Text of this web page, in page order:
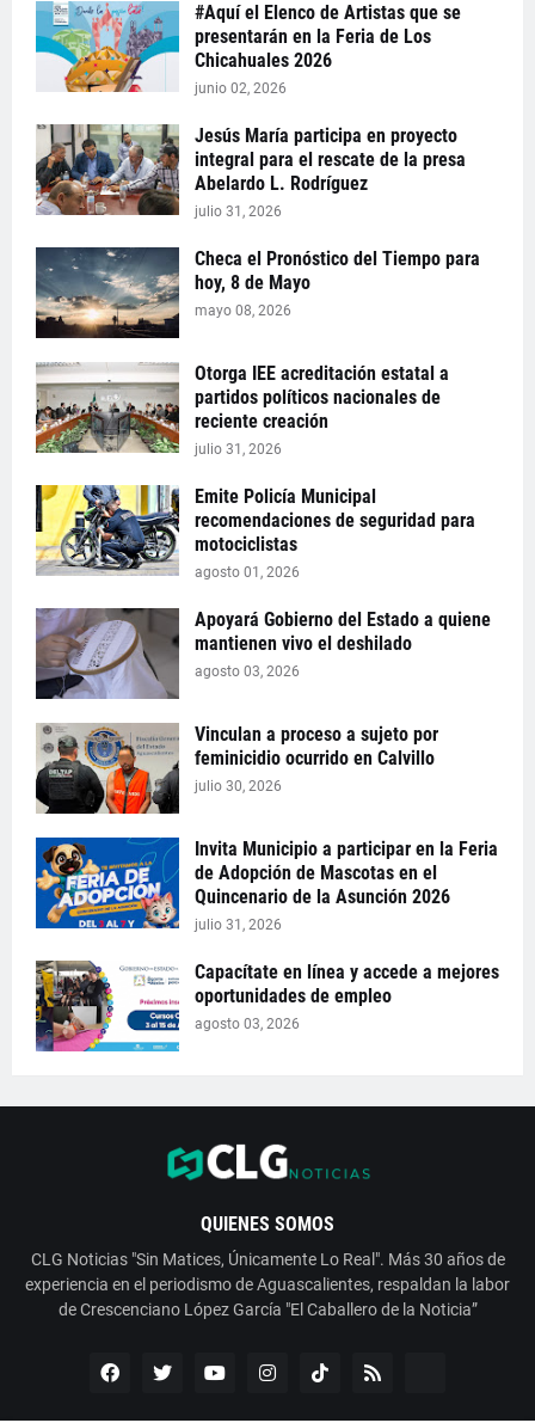
#Aquí el Elenco de Artistas que se
presentarán en la Feria de Los
Chicahuales 2026
junio 02, 2026
Jesús María participa en proyecto
integral para el rescate de la presa
Abelardo L. Rodríguez
julio 31, 2026
Checa el Pronóstico del Tiempo para
hoy, 8 de Mayo
mayo 08, 2026
Otorga IEE acreditación estatal a
partidos políticos nacionales de
reciente creación
julio 31, 2026
Emite Policía Municipal
recomendaciones de seguridad para
motociclistas
agosto 01, 2026
Apoyará Gobierno del Estado a quiene
mantienen vivo el deshilado
agosto 03, 2026
Vinculan a proceso a sujeto por
feminicidio ocurrido en Calvillo
julio 30, 2026
Invita Municipio a participar en la Feria
de Adopción de Mascotas en el
Quincenario de la Asunción 2026
julio 31, 2026
Capacítate en línea y accede a mejores
oportunidades de empleo
agosto 03, 2026
QUIENES SOMOS
CLG Noticias "Sin Matices, Únicamente Lo Real". Más 30 años de
experiencia en el periodismo de Aguascalientes, respaldan la labor
de Crescenciano López García "El Caballero de la Noticia”